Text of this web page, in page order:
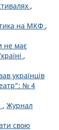
,
на МКФ ,
не має
,
українців
№ 4
, Журнал
свою